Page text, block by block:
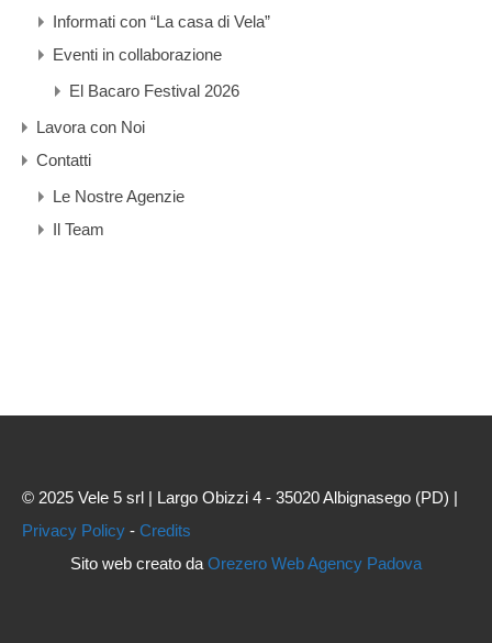
Informati con “La casa di Vela”
Eventi in collaborazione
El Bacaro Festival 2026
Lavora con Noi
Contatti
Le Nostre Agenzie
Il Team
© 2025 Vele 5 srl | Largo Obizzi 4 - 35020 Albignasego (PD) |
Privacy Policy - Credits
Sito web creato da Orezero Web Agency Padova